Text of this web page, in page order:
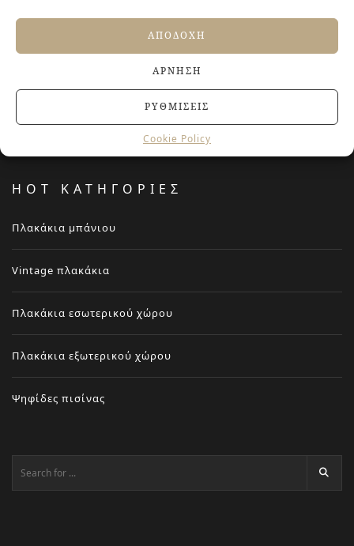
ΑΠΟΔΟΧΉ
ΆΡΝΗΣΗ
ΡΥΘΜΊΣΕΙΣ
Cookie Policy
Jacuzzi στο Σπίτι: Τα οφέλη για την υγεία και την
20 ΙΟΥΝΊΟΥ, 2026
HOT ΚΑΤΗΓΟΡΙΕΣ
Πλακάκια μπάνιου
Vintage πλακάκια
Πλακάκια εσωτερικού χώρου
Πλακάκια εξωτερικού χώρου
Ψηφίδες πισίνας